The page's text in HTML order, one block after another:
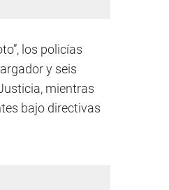
los policías
y seis
mientras
bajo directivas